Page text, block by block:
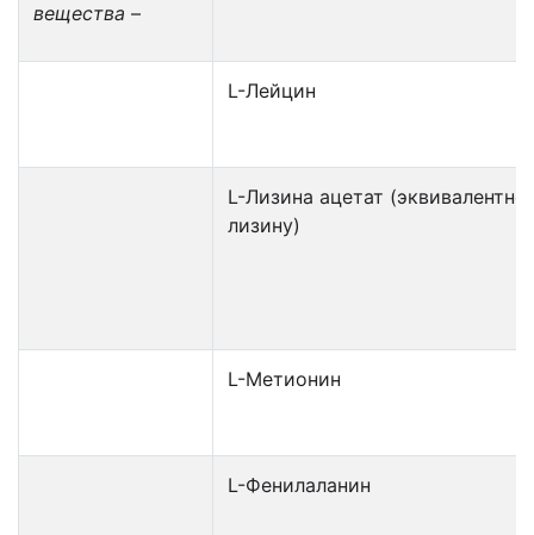
вещества –
L-Лейцин
L-Лизина ацетат (эквивалентно
лизину)
L-Метионин
L-Фенилаланин